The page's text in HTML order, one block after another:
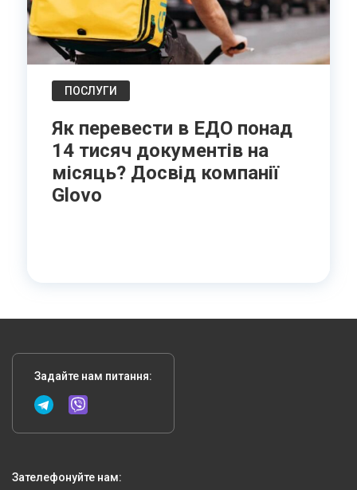
ПОСЛУГИ
Як перевести в ЕДО понад
14 тисяч документів на
місяць? Досвід компанії
Glovo
Задайте нам питання:
Зателефонуйте нам: